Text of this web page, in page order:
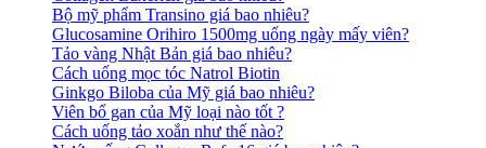
Bộ mỹ phẩm Transino giá bao nhiêu?
Glucosamine Orihiro 1500mg uống ngày mấy viên?
Tảo vàng Nhật Bản giá bao nhiêu?
Cách uống mọc tóc Natrol Biotin
Ginkgo Biloba của Mỹ giá bao nhiêu?
Viên bổ gan của Mỹ loại nào tốt ?
Cách uống tảo xoắn như thế nào?